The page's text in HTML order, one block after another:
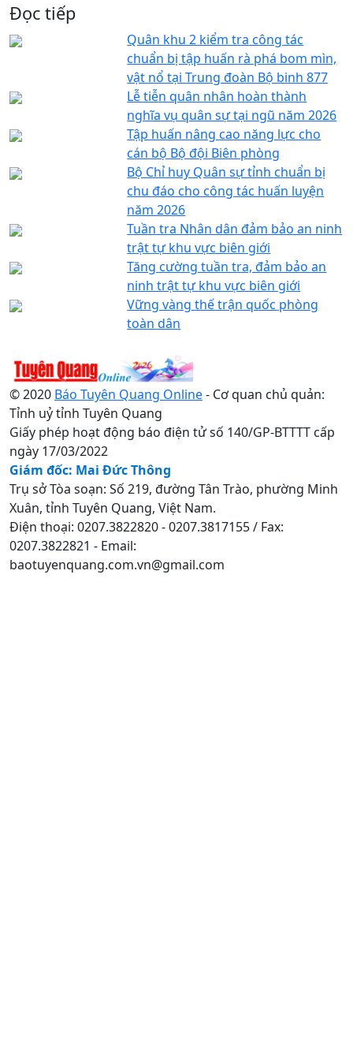
Đọc tiếp
Quân khu 2 kiểm tra công tác
chuẩn bị tập huấn rà phá bom mìn,
vật nổ tại Trung đoàn Bộ binh 877
Lễ tiễn quân nhân hoàn thành
nghĩa vụ quân sự tại ngũ năm 2026
Tập huấn nâng cao năng lực cho
cán bộ Bộ đội Biên phòng
Bộ Chỉ huy Quân sự tỉnh chuẩn bị
chu đáo cho công tác huấn luyện
năm 2026
Tuần tra Nhân dân đảm bảo an ninh
trật tự khu vực biên giới
Tăng cường tuần tra, đảm bảo an
ninh trật tự khu vực biên giới
Vững vàng thế trận quốc phòng
toàn dân
© 2020 Báo Tuyên Quang Online- Cơ quan chủ quản:
Tỉnh uỷ tỉnh Tuyên Quang
Giấy phép hoạt động báo điện tử số 140/GP-BTTTT cấp
ngày 17/03/2022
Giám đốc: Mai Đức Thông
Trụ sở Tòa soạn: Số 219, đường Tân Trào, phường Minh
Xuân, tỉnh Tuyên Quang, Việt Nam.
Điện thoại: 0207.3822820 - 0207.3817155 / Fax:
0207.3822821 - Email:
baotuyenquang.com.vn@gmail.com